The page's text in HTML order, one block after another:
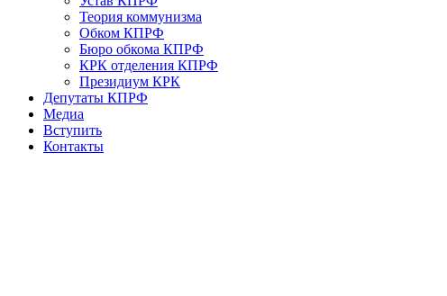
Теория коммунизма
Обком КПРФ
Бюро обкома КПРФ
КРК отделения КПРФ
Президиум КРК
Депутаты КПРФ
Медиа
Вступить
Контакты